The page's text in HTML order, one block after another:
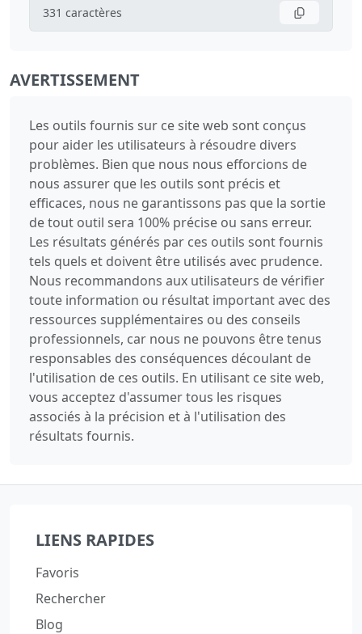
331 caractères
AVERTISSEMENT
Les outils fournis sur ce site web sont conçus
pour aider les utilisateurs à résoudre divers
problèmes. Bien que nous nous efforcions de
nous assurer que les outils sont précis et
efficaces, nous ne garantissons pas que la sortie
de tout outil sera 100% précise ou sans erreur.
Les résultats générés par ces outils sont fournis
tels quels et doivent être utilisés avec prudence.
Nous recommandons aux utilisateurs de vérifier
toute information ou résultat important avec des
ressources supplémentaires ou des conseils
professionnels, car nous ne pouvons être tenus
responsables des conséquences découlant de
l'utilisation de ces outils. En utilisant ce site web,
vous acceptez d'assumer tous les risques
associés à la précision et à l'utilisation des
résultats fournis.
LIENS RAPIDES
Favoris
Rechercher
Blog